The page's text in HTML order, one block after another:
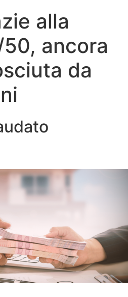
alla
ancora
da